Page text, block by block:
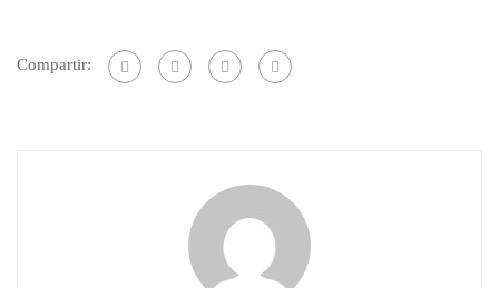
Compartir: